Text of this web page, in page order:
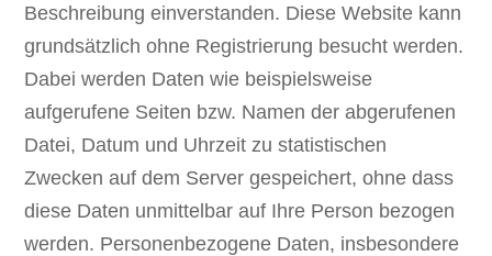
Beschreibung einverstanden. Diese Website kann
grundsätzlich ohne Registrierung besucht werden.
Dabei werden Daten wie beispielsweise
aufgerufene Seiten bzw. Namen der abgerufenen
Datei, Datum und Uhrzeit zu statistischen
Zwecken auf dem Server gespeichert, ohne dass
diese Daten unmittelbar auf Ihre Person bezogen
werden. Personenbezogene Daten, insbesondere